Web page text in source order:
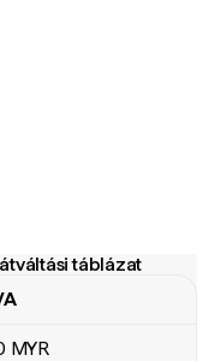
táblázat
táblázat
MYR